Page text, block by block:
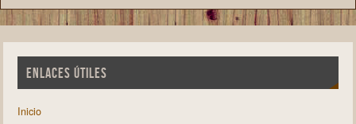
ENLACES ÚTILES
Inicio